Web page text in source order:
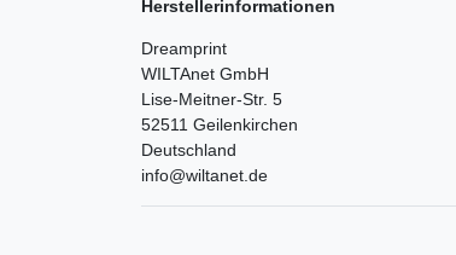
Herstellerinformationen
Dreamprint
WILTAnet GmbH
Lise-Meitner-Str. 5
52511 Geilenkirchen
Deutschland
info@wiltanet.de